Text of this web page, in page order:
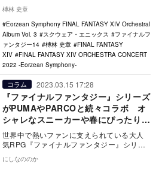
ジを施した『Eorzean Symphony』…
榑林 史章
Eorzean Symphony FINAL FANTASY XIV Orchestral
Album Vol. 3
スクウェア・エニックス
ファイナルフ
ァンタジー14
榑林 史章
FINAL FANTASY
XIV
FINAL FANTASY XIV ORCHESTRA CONCERT
2022 -Eorzean Symphony-
コラム 2023.03.15 17:28
『ファイナルファンタジー』シリーズ
がPUMAやPARCOと続々コラボ オ
シャレなスニーカーや春にぴったりの
アパレルなど注目アイテムを紹介
世界中で熱いファンに支えられている大人
気RPG『ファイナルファンタジー』シリー
ばかり…
にしなののか